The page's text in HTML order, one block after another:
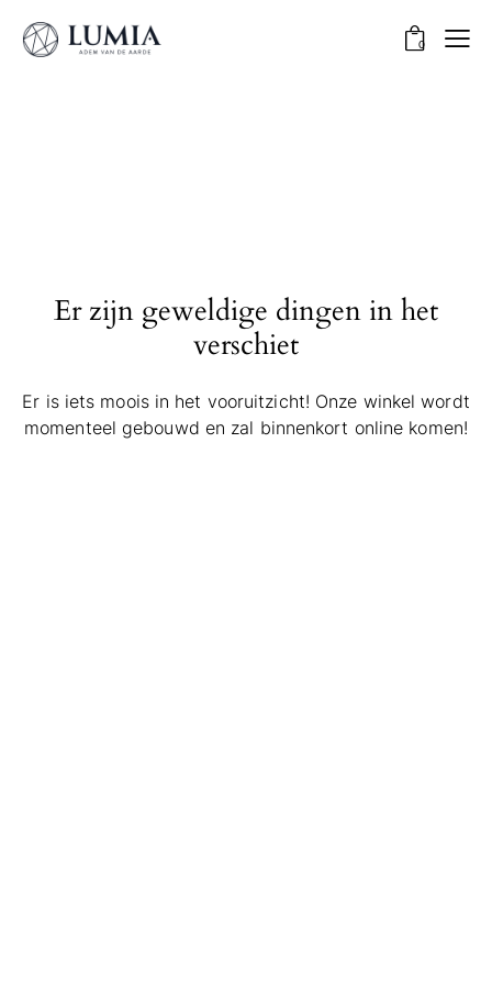
0
Er zijn geweldige dingen in het
verschiet
Er is iets moois in het vooruitzicht! Onze winkel wordt
momenteel gebouwd en zal binnenkort online komen!